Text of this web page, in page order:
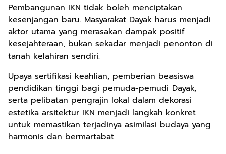
Pembangunan IKN tidak boleh menciptakan
kesenjangan baru. Masyarakat Dayak harus menjadi
aktor utama yang merasakan dampak positif
kesejahteraan, bukan sekadar menjadi penonton di
tanah kelahiran sendiri.
Upaya sertifikasi keahlian, pemberian beasiswa
pendidikan tinggi bagi pemuda-pemudi Dayak,
serta pelibatan pengrajin lokal dalam dekorasi
estetika arsitektur IKN menjadi langkah konkret
untuk memastikan terjadinya asimilasi budaya yang
harmonis dan bermartabat.